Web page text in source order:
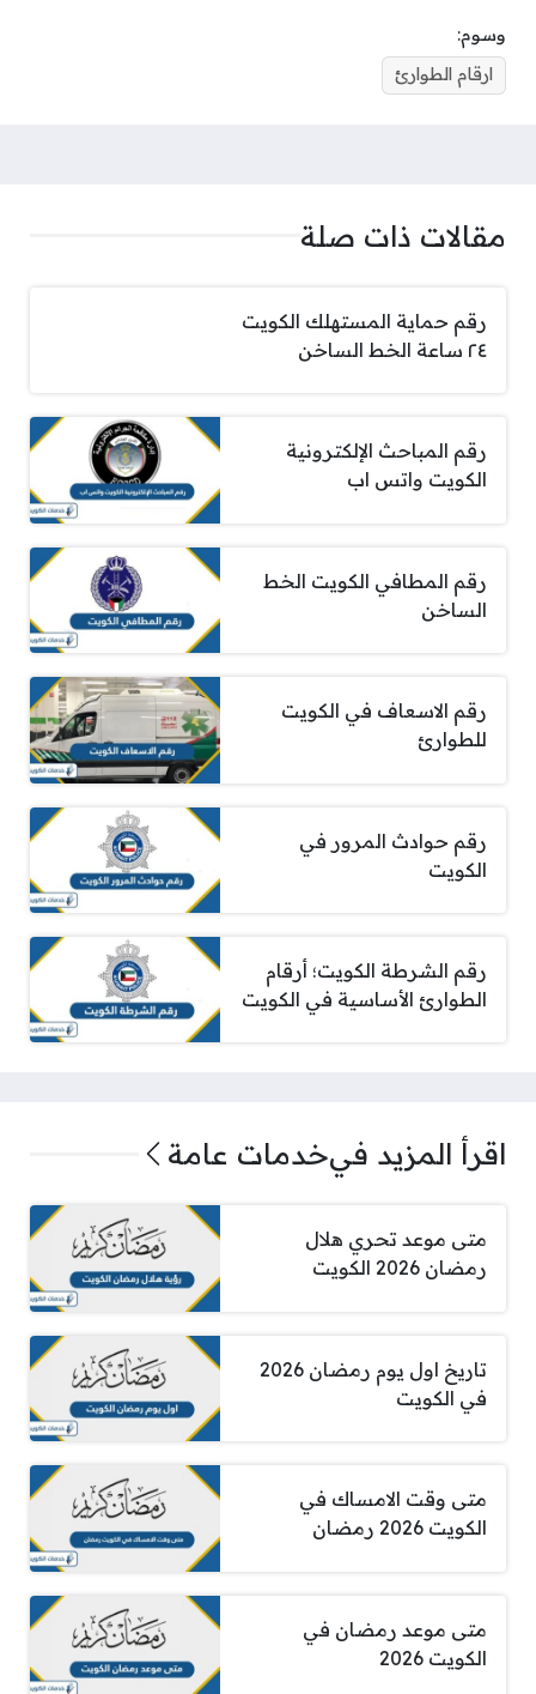
وسوم:
ارقام الطوارئ
مقالات ذات صلة
رقم حماية المستهلك الكويت
٢٤ ساعة الخط الساخن
رقم المباحث الإلكترونية
الكويت واتس اب
رقم المطافي الكويت الخط
الساخن
رقم الاسعاف في الكويت
للطوارئ
رقم حوادث المرور في
الكويت
رقم الشرطة الكويت؛ أرقام
الطوارئ الأساسية في الكويت
اقرأ المزيد فيخدمات عامة
متى موعد تحري هلال
رمضان 2026 الكويت
تاريخ اول يوم رمضان 2026
في الكويت
متى وقت الامساك في
الكويت 2026 رمضان
متى موعد رمضان في
الكويت 2026